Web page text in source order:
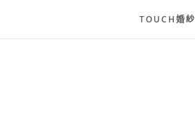
TOUCH婚紗